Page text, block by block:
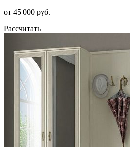
от 45 000 руб.
Рассчитать